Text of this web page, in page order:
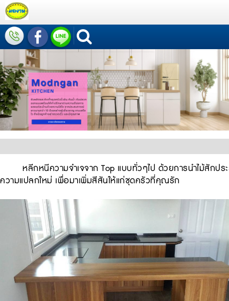
หลีกหนีความจำเจจาก Top แบบทั่วๆไป ด้วยการนำไม้สักประ
ความแปลกใหม่ เพื่อมาเพิ่มสีสันให้แก่ชุดครัวที่คุณรัก